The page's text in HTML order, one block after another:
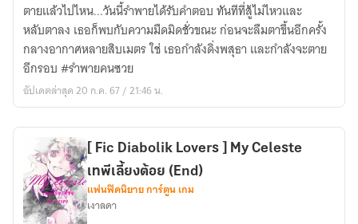
พาย
ช่วย
พา
(จบ)
ตายแล้วไปไหน...วันนี้รำพายได้รับคำตอบ ทันทีที่สู้ไม่ไหวและ
หลับตาลง เธอก็พบกับความมืดมิดชั่วขณะ ก่อนจะลืมตาขึ้นอีกครั้ง
กลางอากาศหลายสิบเมตร ใช่ เธอกำลังดิ่งพสุธา และกำลังจะตาย
อีกรอบ #รำพายคนซวย
อัปเดตล่าสุด 20 ก.ค. 67 / 21:46 น.
[ Fic Diabolik Lovers ] My Celeste
เทพีเลี้ยงต้อย (End)
แฟนฟิคนิยาย การ์ตูน เกม
เงาลดา